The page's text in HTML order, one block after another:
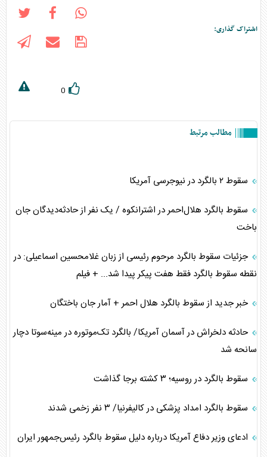
اشتراک گذاری:
0
مطالب مرتبط
سقوط ۲ بالگرد در نیوجرسی آمریکا
سقوط بالگرد هلال‌احمر در اشترانکوه / یک نفر از حادثه‌دیدگان جان
باخت
جزئیات سقوط بالگرد مرحوم رئیسی از زبان غلامحسین اسماعیلی: در
نقطه سقوط بالگرد فقط هفت پیکر پیدا شد... + فیلم
خبر جدید از سقوط بالگرد هلال احمر + آمار جان باختگان
حادثه دلخراش در آسمان آمریکا/ بالگرد تک‌موتوره در مینه‌سوتا دچار
سانحه شد
سقوط بالگرد در روسیه؛ ۳ کشته برجا گذاشت
سقوط بالگرد امداد پزشکی در کالیفرنیا/ ۳ نفر زخمی شدند
ادعای وزیر دفاع آمریکا درباره دلیل سقوط بالگرد رئیس‌جمهور ایران